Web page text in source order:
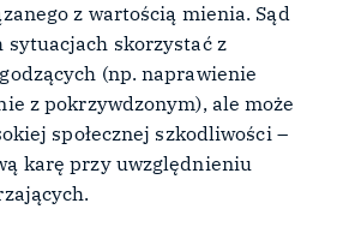
z wartością mienia. Sąd
sytuacjach skorzystać z
(np. naprawienie
z pokrzywdzonym), ale może
społecznej szkodliwości –
karę przy uwzględnieniu